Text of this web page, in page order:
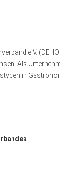
e.V.
Als
in